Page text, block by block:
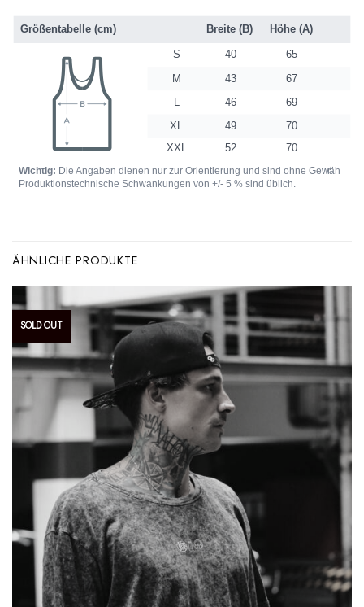
ÄHNLICHE PRODUKTE
SOLD OUT